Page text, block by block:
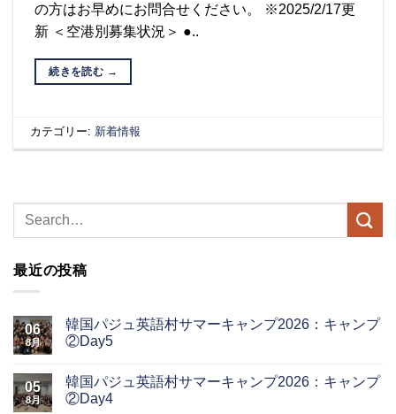
の方はお早めにお問合せください。 ※2025/2/17更
新 ＜空港別募集状況＞ ●..
続きを読む →
カテゴリー: 新着情報
最近の投稿
06
8月
韓国パジュ英語村サマーキャンプ2026：キャンプ
②Day5
05
8月
韓国パジュ英語村サマーキャンプ2026：キャンプ
②Day4